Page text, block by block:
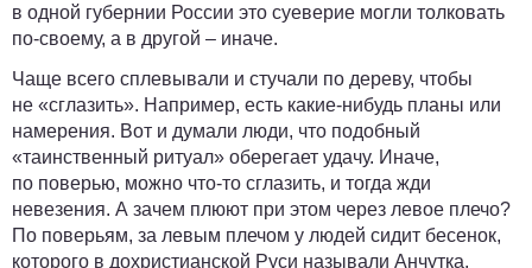
в одной губернии России это суеверие могли толковать
по-своему, а в другой – иначе.
Чаще всего сплевывали и стучали по дереву, чтобы
не «сглазить». Например, есть какие-нибудь планы или
намерения. Вот и думали люди, что подобный
«таинственный ритуал» оберегает удачу. Иначе,
по поверью, можно что-то сглазить, и тогда жди
невезения. А зачем плюют при этом через левое плечо?
По поверьям, за левым плечом у людей сидит бесенок,
которого в дохристианской Руси называли Анчутка.